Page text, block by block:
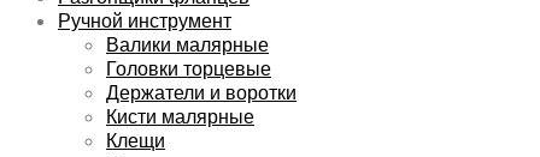
Ручной инструмент
Валики малярные
Головки торцевые
Держатели и воротки
Кисти малярные
Клещи